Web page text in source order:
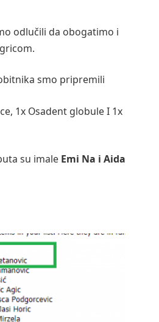
odlučili da obogatimo i
smo pripremili
1x Osadent globule I 1x
su imale Emi Na i Aida